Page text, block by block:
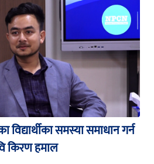
विद्यार्थीका समस्या समाधान गर्न
किरण हमाल